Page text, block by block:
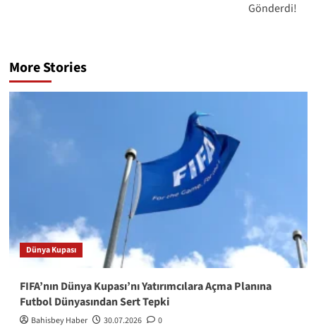
Gönderdi!
More Stories
Dünya Kupası
FIFA’nın Dünya Kupası’nı Yatırımcılara Açma Planına
Futbol Dünyasından Sert Tepki
Bahisbey Haber 30.07.2026 0